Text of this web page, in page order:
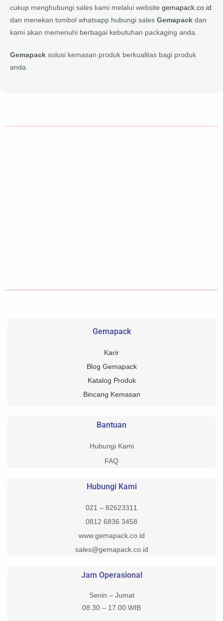
cukup menghubungi sales kami melalui website gemapack.co.id
dan menekan tombol whatsapp hubungi sales Gemapack dan
kami akan memenuhi berbagai kebutuhan packaging anda.
Gemapack solusi kemasan produk berkualitas bagi produk
anda.
Gemapack
Karir
Blog Gemapack
Katalog Produk
Bincang Kemasan
Bantuan
Hubungi Kami
FAQ
Hubungi Kami
021 – 82623311
0812 6836 3458
www.gemapack.co.id
sales@gemapack.co.id
Jam Operasional
Senin – Jumat
08.30 – 17.00 WIB